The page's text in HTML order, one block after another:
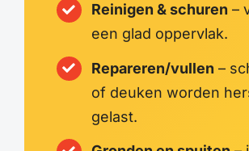
Reinigen & schuren –
een glad oppervlak.
Repareren/vullen –
of deuken worden
gelast.